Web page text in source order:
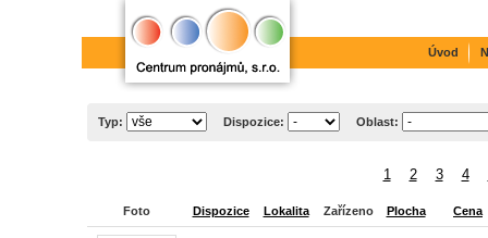
Typ: Dispozice: Oblast:
1 2 3 4
Foto Dispozice Lokalita Zařízeno Plocha Cena
Úvod